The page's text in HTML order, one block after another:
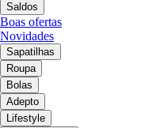
Saldos
Boas ofertas
Novidades
Sapatilhas
Roupa
Bolas
Adepto
Lifestyle